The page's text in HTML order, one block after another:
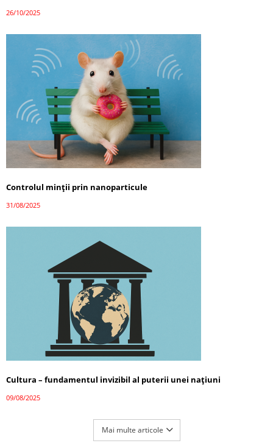
26/10/2025
Controlul minții prin nanoparticule
31/08/2025
Cultura – fundamentul invizibil al puterii unei națiuni
09/08/2025
Mai multe articole